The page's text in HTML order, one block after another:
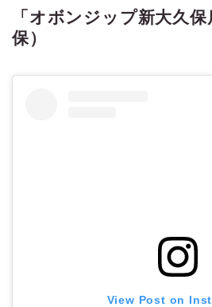
「オボンジップ新大久
保）
View Post on